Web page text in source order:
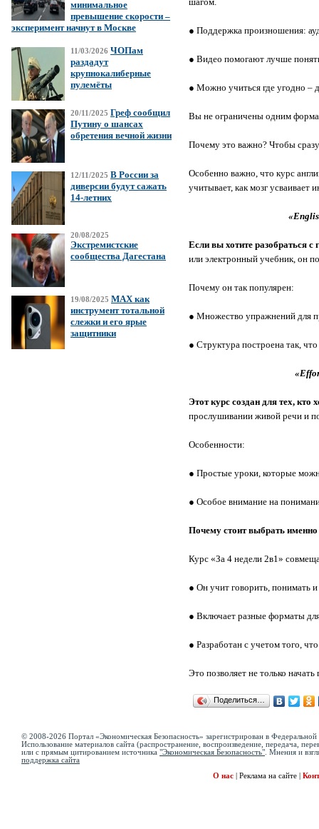
минимальное
превышение скорости –
эксперимент начнут в Москве
11/03/2026 ЧОПам
раздадут
крупнокалиберные
пулемёты
20/11/2025 Греф сообщил
Путину о шансах
обретения вечной жизни
12/11/2025 В России за
диверсии будут сажать
14-летних
20/08/2025
Экстремистские
сообщества Дагестана
19/08/2025 MAX как
инструмент тотальной
слежки и его ярые
защитники
● Поддержка произношения:
● Видео помогают лучше
● Можно учиться где угодно –
Вы не ограничены одним
Почему это важно? Чтобы
Особенно важно, что курс
учитывает, как мозг усваивает
Если вы хотите разобраться
или электронный учебник, он
Почему он так популярен:
● Множество упражнений для
● Структура построена так,
Этот курс создан для тех, кто
прослушивании живой речи и
Особенности:
● Простые уроки, которые
● Особое внимание на
Почему стоит выбрать
Курс «За 4 недели 2в1»
● Он учит говорить, понимать
● Включает разные форматы
● Разработан с учетом того,
Это позволяет не только
Поделиться…
© 2008-2026 Портал «Экономическая Безопасность» зарегистрирован в
Использование материалов сайта (распространение, воспроизведение, передача,
или с прямым цитированием источника "Экономическая Безопасность" . Мнения и
поддержка сайта
О нас
Реклама на сайте